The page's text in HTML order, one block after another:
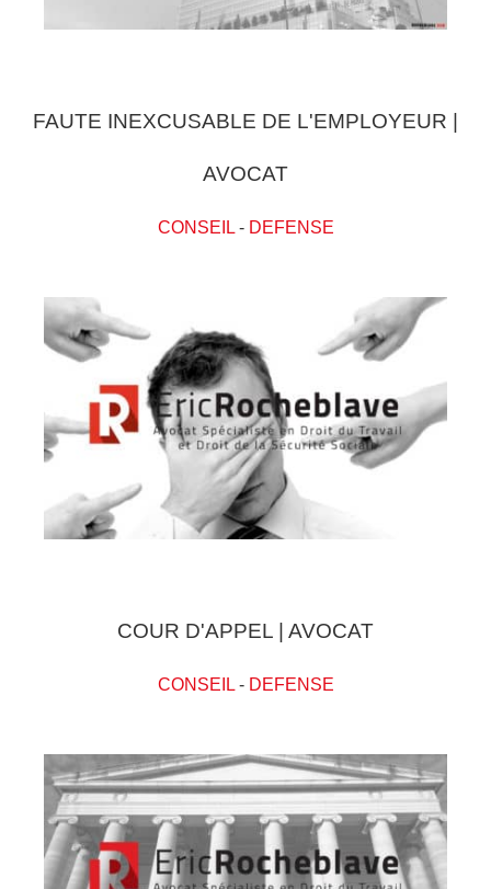
FAUTE INEXCUSABLE DE L'EMPLOYEUR |
AVOCAT
CONSEIL- DEFENSE
COUR D'APPEL | AVOCAT
CONSEIL- DEFENSE